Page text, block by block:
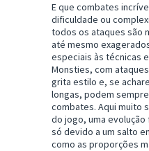
E que combates
dificuldade ou
todos os ataques são
até mesmo
especiais às técnicas
Monsties, com
grita estilo e, se
longas, podem
combates. Aqui muito
do jogo, uma
só devido a um salto
como as proporções